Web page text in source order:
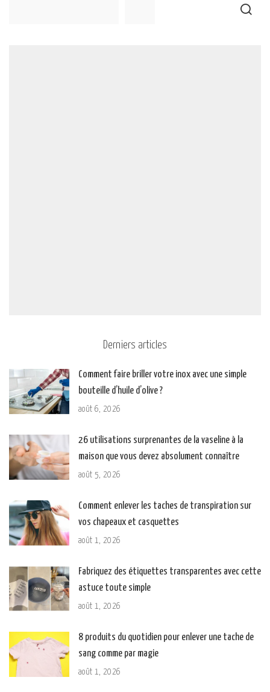
Derniers articles
Comment faire briller votre inox avec une simple
bouteille d’huile d’olive ?
août 6, 2026
26 utilisations surprenantes de la vaseline à la
maison que vous devez absolument connaître
août 5, 2026
Comment enlever les taches de transpiration sur
vos chapeaux et casquettes
août 1, 2026
Fabriquez des étiquettes transparentes avec cette
astuce toute simple
août 1, 2026
8 produits du quotidien pour enlever une tache de
sang comme par magie
août 1, 2026